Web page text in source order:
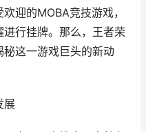
迎的MOBA竞技游戏，
行挂牌。那么，王者荣
这一游戏巨头的新动
展